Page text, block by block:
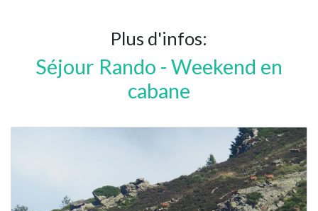
Plus d'infos:
Séjour Rando - Weekend en
cabane